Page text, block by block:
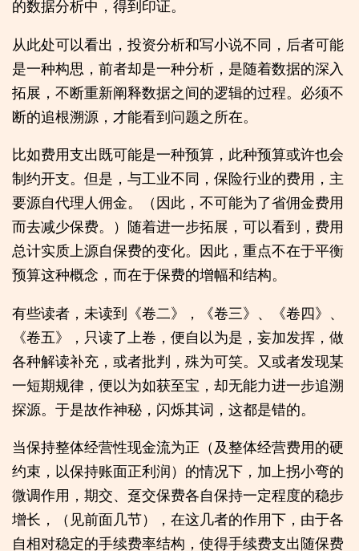
的数据分析中，得到印证。
从此处可以看出，投资分析和写小说不同，后者可能
是一种构思，前者却是一种分析，是随着数据的深入
拓展，不断重新阐释数据之间的逻辑的过程。必须不
断的追根溯源，才能看到问题之所在。
比如费用支出既可能是一种预算，此种预算或许也会
制约开支。但是，与工业不同，保险行业的费用，主
要源自代理人佣金。（因此，不可能为了省佣金费用
而去减少保费。）随着进一步拓展，可以看到，费用
总计实质上源自保费的变化。因此，重点不在于平衡
预算这种概念，而在于保费的增幅和结构。
有些读者，未读到《卷二》，《卷三》、《卷四》、
《卷五》，只读了上卷，便自以为是，妄加发挥，做
各种解读补充，或者批判，殊为可笑。又或者发现某
一短期规律，便以为如获至宝，却无能力进一步追溯
探源。于是故作神秘，闪烁其词，这都是错的。
当保持整体经营性现金流为正（及整体经营费用的硬
约束，以保持账面正利润）的情况下，加上拐小弯的
微调作用，期交、趸交保费各自保持一定程度的稳步
增长，（见前面几节），在这几者的作用下，由于各
自相对稳定的手续费率结构，使得手续费支出随保费